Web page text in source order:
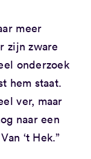
meer
zijn zware
onderzoek
hem staat.
ver, maar
naar een
‘t Hek.”